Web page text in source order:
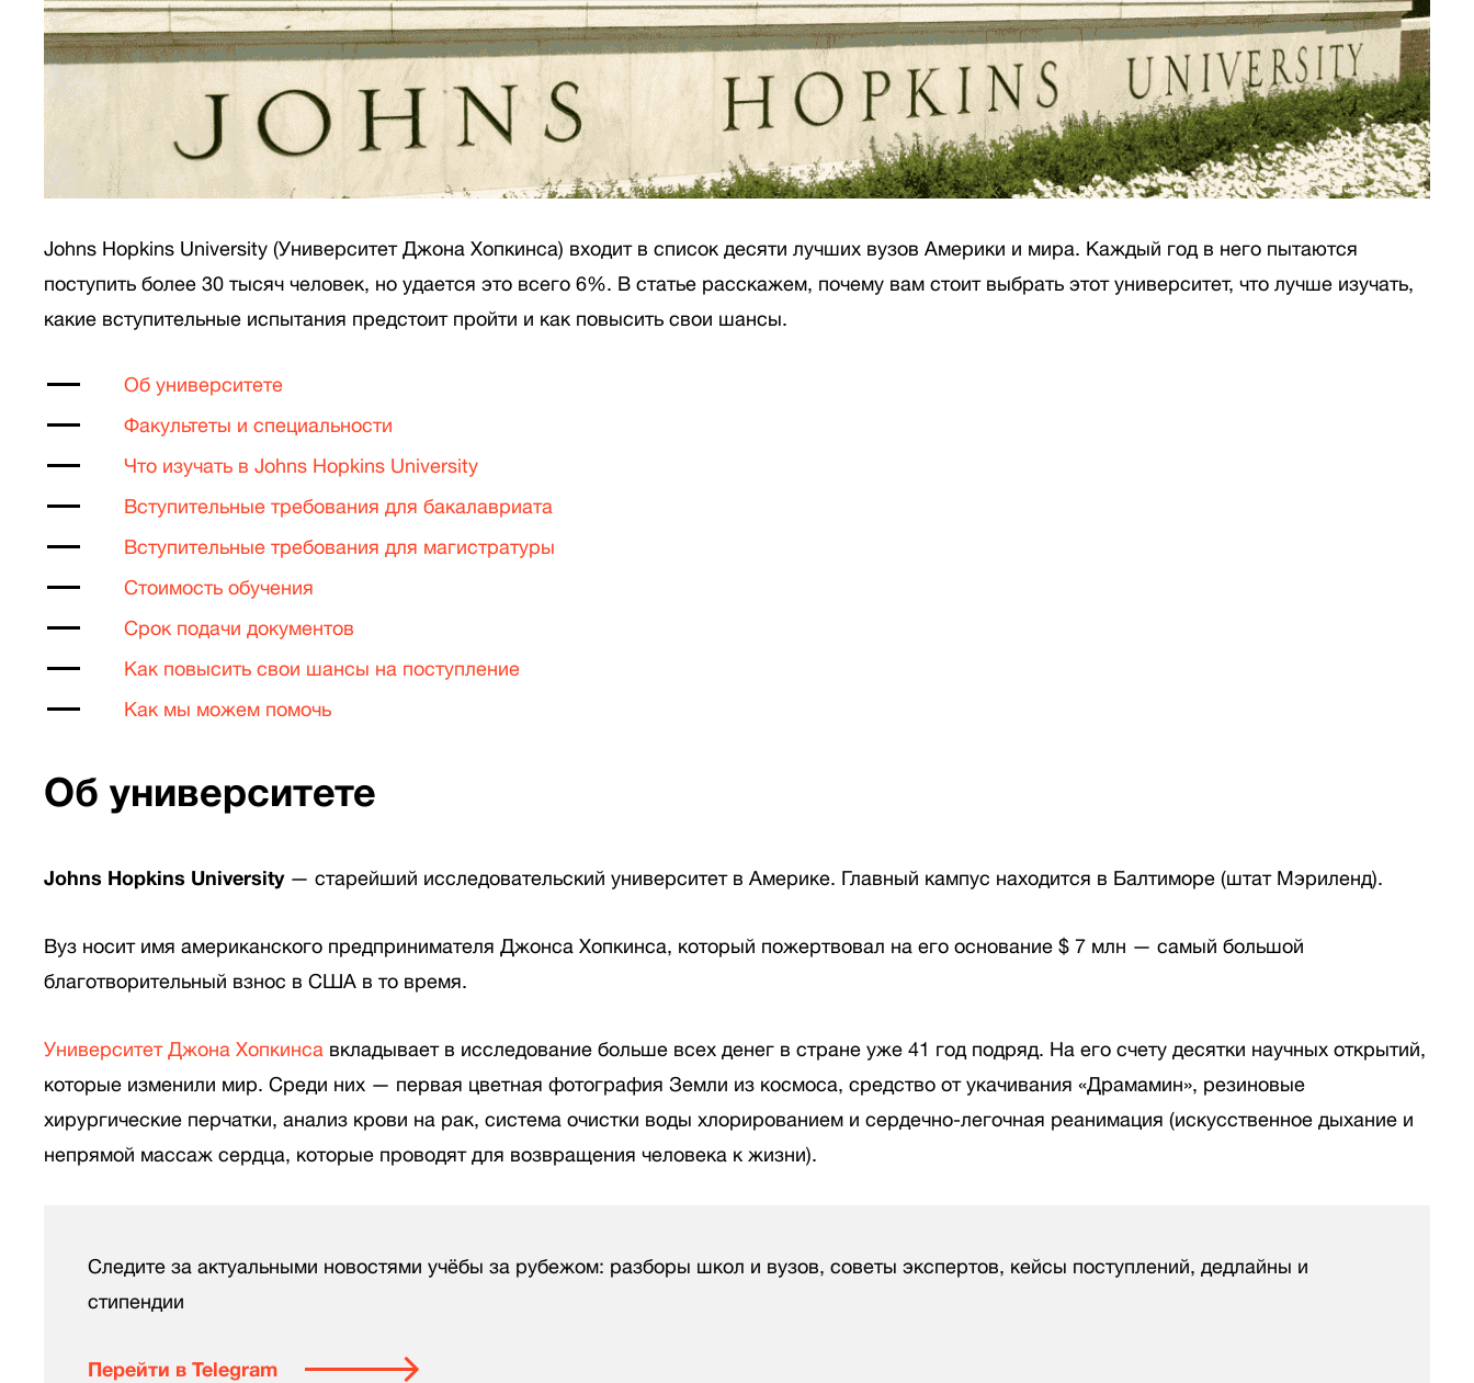
Johns Hopkins University (Университет Джона Хопкинса) входит в список десяти лучших вузов Америки и мира. Каждый год в него пытаются
поступить более 30 тысяч человек, но удается это всего 6%. В статье расскажем, почему вам стоит выбрать этот университет, что лучше изучать,
какие вступительные испытания предстоит пройти и как повысить свои шансы.
Об университете
Факультеты и специальности
Что изучать в Johns Hopkins University
Вступительные требования для бакалавриата
Вступительные требования для магистратуры
Стоимость обучения
Срок подачи документов
Как повысить свои шансы на поступление
Как мы можем помочь
Об университете
Johns Hopkins University— старейший исследовательский университет в Америке. Главный кампус находится в Балтиморе (штат Мэриленд).
Вуз носит имя американского предпринимателя Джонса Хопкинса, который пожертвовал на его основание $ 7 млн — самый большой
благотворительный взнос в США в то время.
Университет Джона Хопкинса вкладывает в исследование больше всех денег в стране уже 41 год подряд. На его счету десятки научных открытий,
которые изменили мир. Среди них — первая цветная фотография Земли из космоса, средство от укачивания «Драмамин», резиновые
хирургические перчатки, анализ крови на рак, система очистки воды хлорированием и сердечно-легочная реанимация (искусственное дыхание и
непрямой массаж сердца, которые проводят для возвращения человека к жизни).
Следите за актуальными новостями учёбы за рубежом: разборы школ и вузов, советы экспертов, кейсы поступлений, дедлайны и
стипендии
Перейти в Telegram